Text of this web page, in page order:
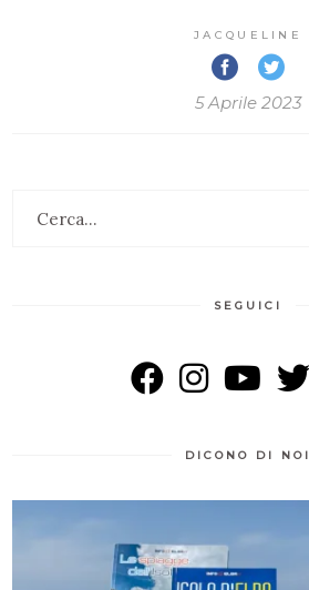
JACQUELINE
5 Aprile 2023
SEGUICI
DICONO DI NOI